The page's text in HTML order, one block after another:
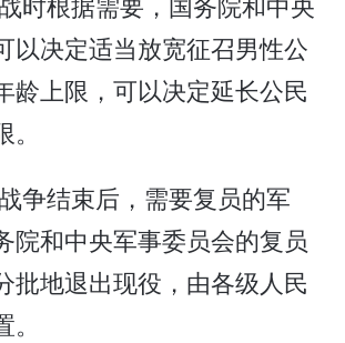
以决定适当放宽征召男性公
龄上限，可以决定延长公民
争结束后，需要复员的军
院和中央军事委员会的复员
批地退出现役，由各级人民